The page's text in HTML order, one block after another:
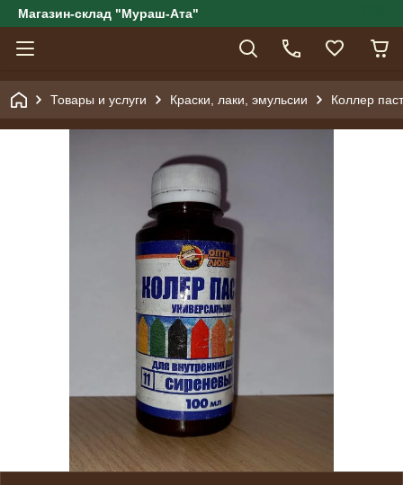
Магазин-склад "Мураш-Ата"
Товары и услуги Краски, лаки, эмульсии Коллер